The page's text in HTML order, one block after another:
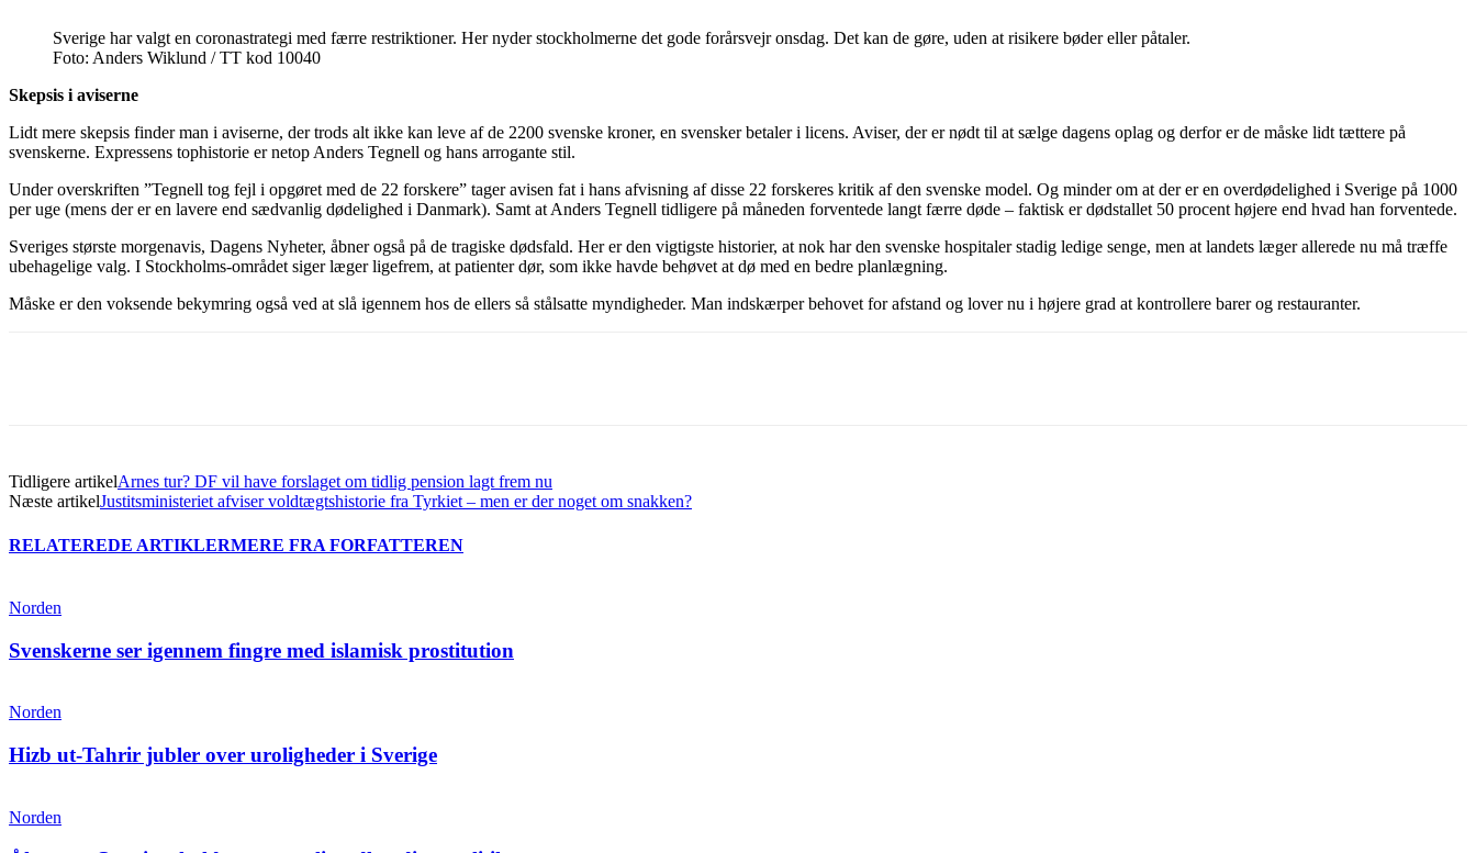
Sverige har valgt en coronastrategi med færre restriktioner. Her nyder stockholmerne det gode forårsvejr onsdag. Det kan de gøre, uden at risikere bøder eller påtaler.
Foto: Anders Wiklund / TT kod 10040
Skepsis i aviserne
Lidt mere skepsis finder man i aviserne, der trods alt ikke kan leve af de 2200 svenske kroner, en svensker betaler i licens. Aviser, der er nødt til at sælge dagens oplag og derfor er de måske lidt tættere på
svenskerne. Expressens tophistorie er netop Anders Tegnell og hans arrogante stil.
Under overskriften ”Tegnell tog fejl i opgøret med de 22 forskere” tager avisen fat i hans afvisning af disse 22 forskeres kritik af den svenske model. Og minder om at der er en overdødelighed i Sverige på 1000
per uge (mens der er en lavere end sædvanlig dødelighed i Danmark). Samt at Anders Tegnell tidligere på måneden forventede langt færre døde – faktisk er dødstallet 50 procent højere end hvad han forventede.
Sveriges største morgenavis, Dagens Nyheter, åbner også på de tragiske dødsfald. Her er den vigtigste historier, at nok har den svenske hospitaler stadig ledige senge, men at landets læger allerede nu må træffe
ubehagelige valg. I Stockholms-området siger læger ligefrem, at patienter dør, som ikke havde behøvet at dø med en bedre planlægning.
Måske er den voksende bekymring også ved at slå igennem hos de ellers så stålsatte myndigheder. Man indskærper behovet for afstand og lover nu i højere grad at kontrollere barer og restauranter.
Tidligere artikelArnes tur? DF vil have forslaget om tidlig pension lagt frem nu
Næste artikelJustitsministeriet afviser voldtægtshistorie fra Tyrkiet – men er der noget om snakken?
RELATEREDE ARTIKLERMERE FRA FORFATTEREN
Norden
Svenskerne ser igennem fingre med islamisk prostitution
Norden
Hizb ut-Tahrir jubler over uroligheder i Sverige
Norden